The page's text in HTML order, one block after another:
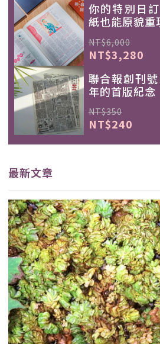
你的特別日
紙也能原貌重
NT$6,000
NT$3,280
聯合報創刊
年的首版紀念
NT$350
NT$240
最新文章